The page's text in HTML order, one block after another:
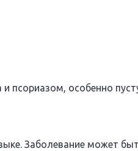
псориазом, особенно
Заболевание может